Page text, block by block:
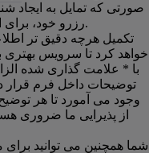
صورتی که تمایل به ایجاد
رزرو خود، برای انجام هرگونه تغییر، باید با ما تماس بگیرید.
تکمیل هرچه دقیق تر
خواهد کرد تا سرویس بهتری
با * علامت گذاری شده
توضیحات داخل فرم قرار
وجود می آمورد تا هر
از پذیرایی ما ضروری هست
شما همچنین می توانید برای